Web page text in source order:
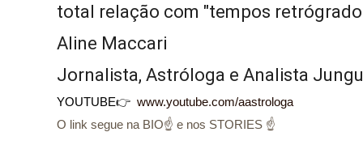
total relação com "tempos
Aline Maccari
Jornalista, Astróloga e Analista
YOUTUBE👉 www.youtube.com/aastrologa
O link segue na BIO☝ e nos STORIES ☝